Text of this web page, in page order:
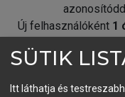
Új felhasználóként 1
fiókoddal,
SÜTIK
Itt láthatja és